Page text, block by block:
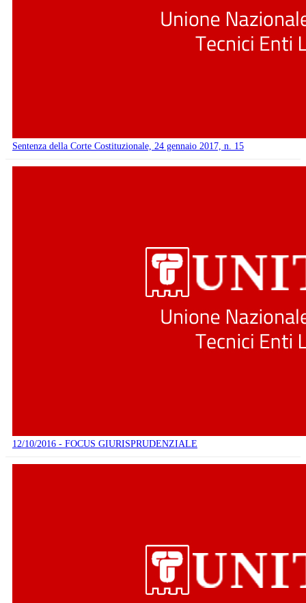
Sentenza della Corte Costituzionale, 24 gennaio 2017, n. 15
12/10/2016 - FOCUS GIURISPRUDENZIALE